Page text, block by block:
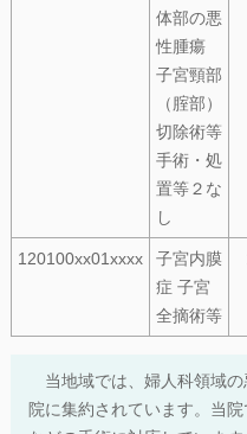
体部の悪
性腫瘍
子宮頸部
（腟部）
切除術等
手術・処
置等２な
し
120100xx01xxxx
子宮内膜
症 子宮
全摘術等
当地域では、婦人科領域の
院に集約されています。当